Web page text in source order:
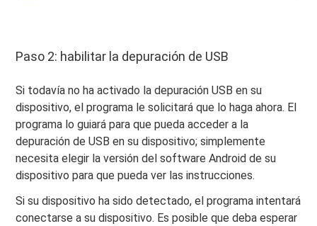
Paso 2: habilitar la depuración de USB
Si todavía no ha activado la depuración USB en su
dispositivo, el programa le solicitará que lo haga ahora. El
programa lo guiará para que pueda acceder a la
depuración de USB en su dispositivo; simplemente
necesita elegir la versión del software Android de su
dispositivo para que pueda ver las instrucciones.
Si su dispositivo ha sido detectado, el programa intentará
conectarse a su dispositivo. Es posible que deba esperar